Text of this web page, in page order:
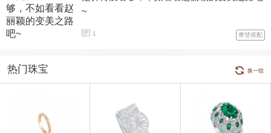
~
1 摩登搭配
热门珠宝 换一组